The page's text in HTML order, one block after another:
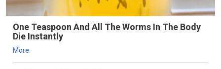
One Teaspoon And All The Worms In The Body
Die Instantly
More